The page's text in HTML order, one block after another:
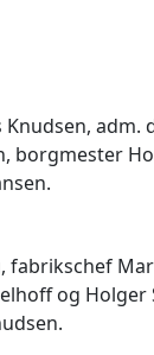
adm.
borgmester
og Holger